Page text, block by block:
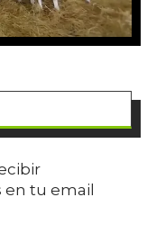
en tu email